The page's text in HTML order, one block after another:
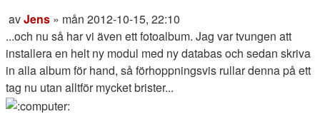
Citera
Inlägg
avJens » mån 2012-10-15, 22:10
...och nu så har vi även ett fotoalbum. Jag var tvungen att
installera en helt ny modul med ny databas och sedan skriva
in alla album för hand, så förhoppningsvis rullar denna på ett
tag nu utan alltför mycket brister...